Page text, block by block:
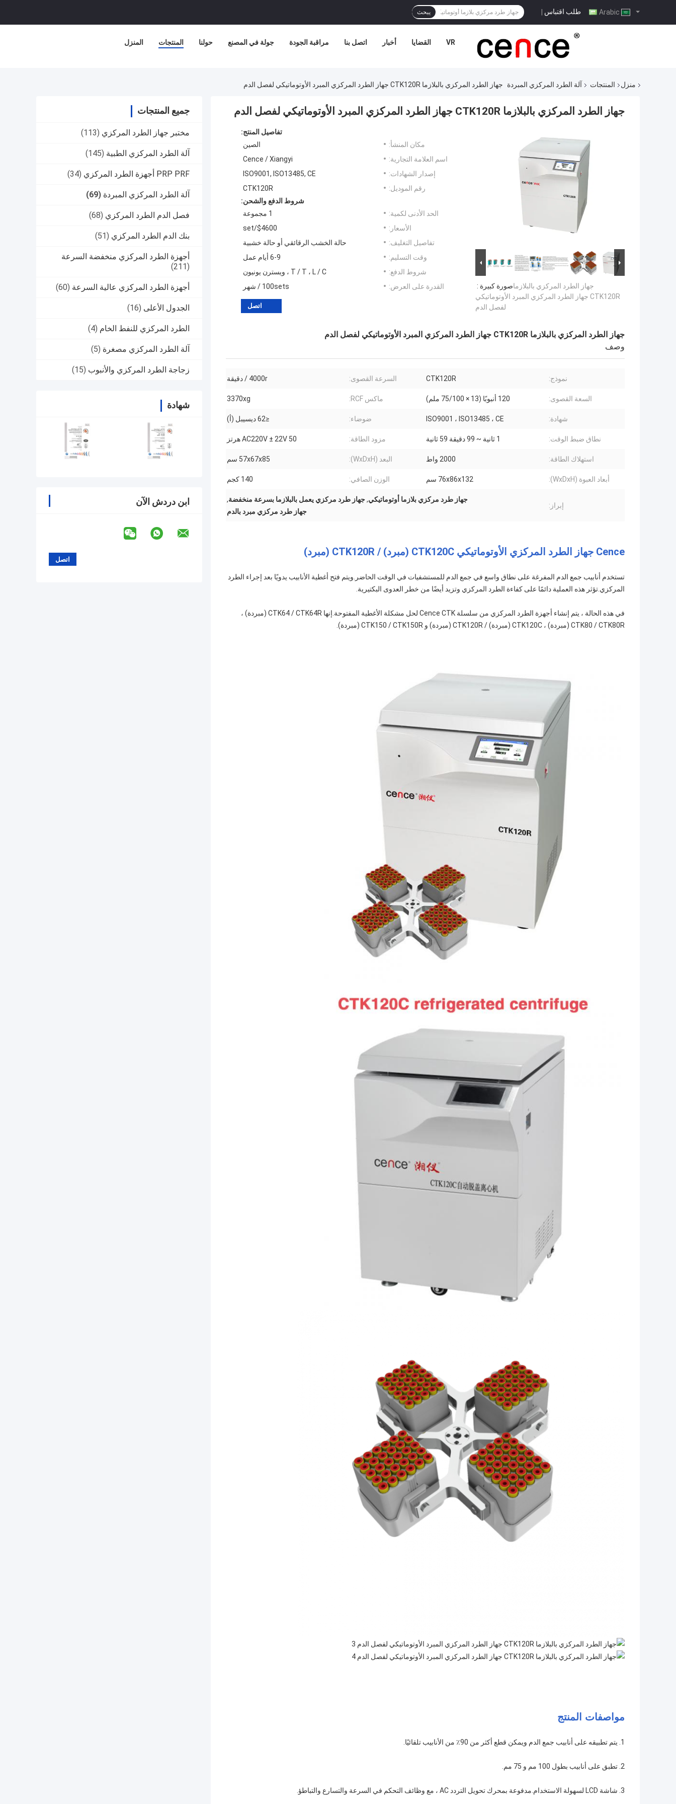
طلب اقتباس | يبحث
المنزل المنتجات حولنا جولة في المصنع مراقبة الجودة اتصل بنا أخبار القضايا VR
منزل المنتجات آلة الطرد المركزي المبردة جهاز الطرد المركزي بالبلازما CTK120R جهاز الطرد المركزي المبرد الأوتوماتيكي لفصل الدم
جميع المنتجات
مختبر جهاز الطرد المركزي (113)
آلة الطرد المركزي الطبية (145)
PRP PRF أجهزة الطرد المركزي (34)
آلة الطرد المركزي المبردة (69)
فصل الدم الطرد المركزي (68)
بنك الدم الطرد المركزي (51)
أجهزة الطرد المركزي منخفضة السرعة
(211)
أجهزة الطرد المركزي عالية السرعة (60)
الجدول الأعلى (16)
الطرد المركزي للنفط الخام (4)
آلة الطرد المركزي مصغرة (5)
زجاجة الطرد المركزي والأنبوب (15)
شهادة
ابن دردش الآن
جهاز الطرد المركزي بالبلازما CTK120R جهاز الطرد المركزي المبرد الأوتوماتيكي لفصل الدم
صورة كبيرة :جهاز الطرد المركزي بالبلازما
CTK120R جهاز الطرد المركزي المبرد الأوتوماتيكي
لفصل الدم
تفاصيل المنتج:
مكان المنشأ:
الصين
اسم العلامة التجارية:
Cence / Xiangyi
إصدار الشهادات:
ISO9001, ISO13485, CE
رقم الموديل:
CTK120R
شروط الدفع والشحن:
الحد الأدنى لكمية:
1 مجموعة
الأسعار:
$4600/set
تفاصيل التغليف:
حالة الخشب الرقائقي أو حالة خشبية
وقت التسليم:
6-9 أيام عمل
شروط الدفع:
T / T ، L / C ، ويسترن يونيون
القدرة على العرض:
100sets / شهر
اتصل
جهاز الطرد المركزي بالبلازما CTK120R جهاز الطرد المركزي المبرد الأوتوماتيكي لفصل الدم
وصف
نموذج: CTK120R السرعة القصوى: 4000r / دقيقة
السعة القصوى: 120 أنبوبًا (13 × 75/100 ملم) ماكس RCF: 3370xg
شهادة: ISO9001 ، ISO13485 ، CE ضوضاء: ≤62 ديسيبل (أ)
نطاق ضبط الوقت: 1 ثانية ~ 99 دقيقة 59 ثانية مزود الطاقة: AC220V ± 22V 50 هرتز
استهلاك الطاقة: 2000 واط البعد (WxDxH): 57x67x85 سم
أبعاد العبوة (WxDxH): 76x86x132 سم الوزن الصافي: 140 كجم
إبراز:
جهاز طرد مركزي بلازما أوتوماتيكي,جهاز طرد مركزي يعمل بالبلازما بسرعة منخفضة,
جهاز طرد مركزي مبرد بالدم
Cence جهاز الطرد المركزي الأوتوماتيكي CTK120C (مبرد) / CTK120R (مبرد)
تستخدم أنابيب جمع الدم المفرغة على نطاق واسع في جمع الدم للمستشفيات في الوقت الحاضر.ويتم فتح أغطية الأنابيب يدويًا بعد إجراء الطرد
المركزي.تؤثر هذه العملية دائمًا على كفاءة الطرد المركزي وتزيد أيضًا من خطر العدوى البكتيرية.
في هذه الحالة ، يتم إنشاء أجهزة الطرد المركزي من سلسلة Cence CTK لحل مشكلة الأغطية المفتوحة.إنها CTK64 / CTK64R (مبردة) ،
CTK80 / CTK80R (مبردة) ، CTK120C (مبردة) / CTK120R (مبردة) و CTK150 / CTK150R (مبردة).
مواصفات المنتج
1. يتم تطبيقه على أنابيب جمع الدم ويمكن قطع أكثر من 90٪ من الأنابيب تلقائيًا.
2. تطبق على أنابيب بطول 100 مم و 75 مم.
3. شاشة LCD لسهولة الاستخدام.مدفوعة بمحرك تحويل التردد AC ، مع وظائف التحكم في السرعة والتسارع والتباطؤ.